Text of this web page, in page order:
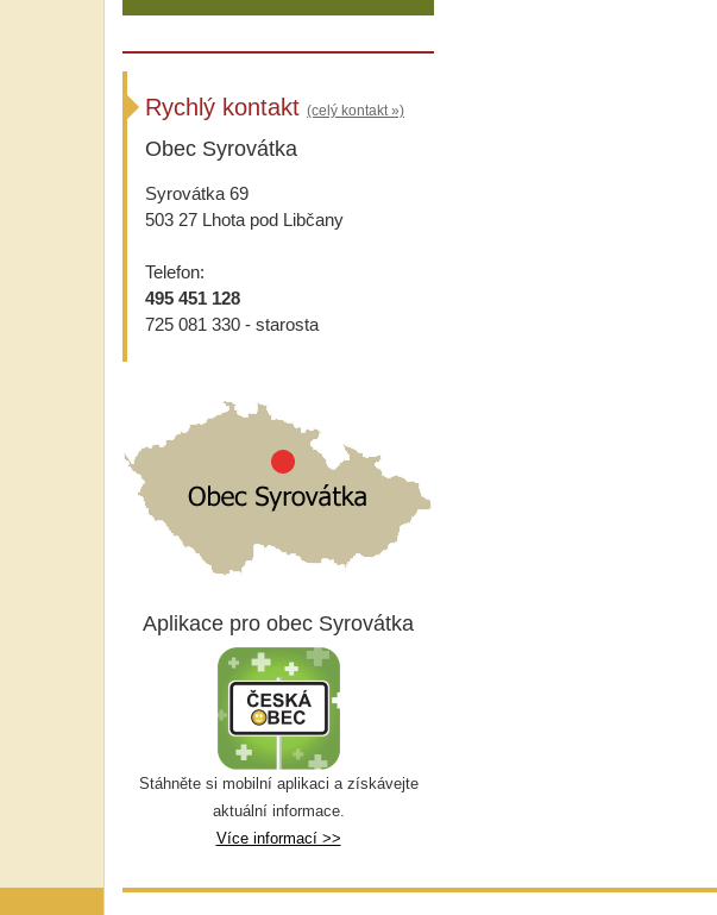
Rychlý kontakt (celý kontakt »)
Obec Syrovátka
Syrovátka 69
503 27 Lhota pod Libčany
Telefon:
495 451 128
725 081 330 - starosta
Aplikace pro obec Syrovátka
Stáhněte si mobilní aplikaci a získávejte
aktuální informace.
Více informací >>